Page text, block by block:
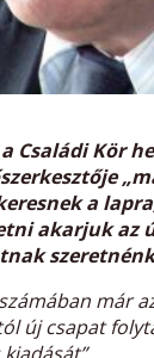
a Családi Kör
a
akarjuk az
már
új csapat